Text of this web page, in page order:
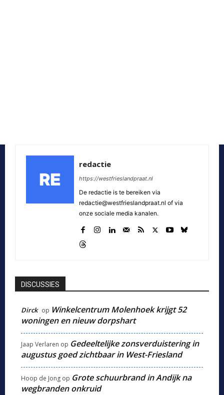
redactie
https://westfrieslandpraat.nl
De redactie is te bereiken via
redactie@westfrieslandpraat.nl of via
onze sociale media kanalen.
DISCUSSIES
Dirck op Winkelcentrum Molenhoek krijgt 52
woningen en nieuw dorpshart
Jaap Verlaren op Gedeeltelijke zonsverduistering in
augustus goed zichtbaar in West-Friesland
Hoop de Jong op Grote schuurbrand in Andijk na
wegbranden onkruid